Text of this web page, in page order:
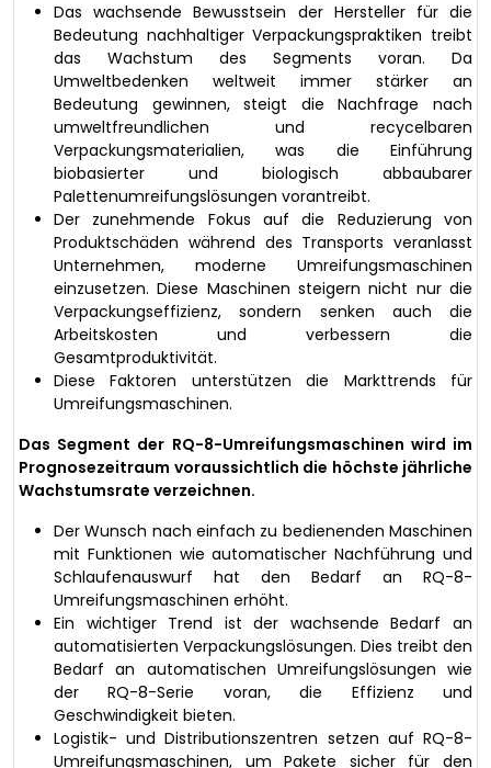
Das wachsende Bewusstsein der Hersteller für die
Bedeutung nachhaltiger Verpackungspraktiken treibt
das Wachstum des Segments voran. Da
Umweltbedenken weltweit immer stärker an
Bedeutung gewinnen, steigt die Nachfrage nach
umweltfreundlichen und recycelbaren
Verpackungsmaterialien, was die Einführung
biobasierter und biologisch abbaubarer
Palettenumreifungslösungen vorantreibt.
Der zunehmende Fokus auf die Reduzierung von
Produktschäden während des Transports veranlasst
Unternehmen, moderne Umreifungsmaschinen
einzusetzen. Diese Maschinen steigern nicht nur die
Verpackungseffizienz, sondern senken auch die
Arbeitskosten und verbessern die
Gesamtproduktivität.
Diese Faktoren unterstützen die Markttrends für
Umreifungsmaschinen.
Das Segment der RQ-8-Umreifungsmaschinen wird im
Prognosezeitraum voraussichtlich die höchste jährliche
Wachstumsrate verzeichnen.
Der Wunsch nach einfach zu bedienenden Maschinen
mit Funktionen wie automatischer Nachführung und
Schlaufenauswurf hat den Bedarf an RQ-8-
Umreifungsmaschinen erhöht.
Ein wichtiger Trend ist der wachsende Bedarf an
automatisierten Verpackungslösungen. Dies treibt den
Bedarf an automatischen Umreifungslösungen wie
der RQ-8-Serie voran, die Effizienz und
Geschwindigkeit bieten.
Logistik- und Distributionszentren setzen auf RQ-8-
Umreifungsmaschinen, um Pakete sicher für den